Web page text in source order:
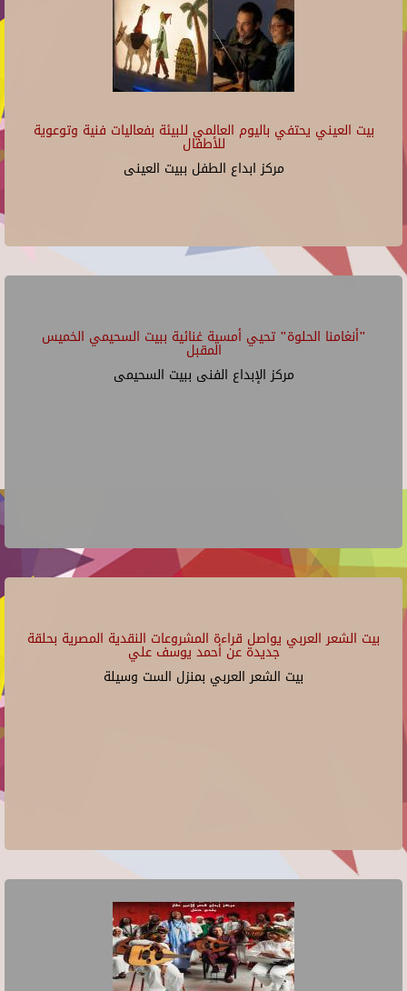
بيت العيني يحتفي باليوم العالمي للبيئة بفعاليات فنية وتوعوية
للأطفال
مركز ابداع الطفل ببيت العينى
"أنغامنا الحلوة" تحيي أمسية غنائية ببيت السحيمي الخميس
المقبل
مركز الإبداع الفنى ببيت السحيمى
بيت الشعر العربي يواصل قراءة المشروعات النقدية المصرية بحلقة
جديدة عن أحمد يوسف علي
بيت الشعر العربي بمنزل الست وسيلة